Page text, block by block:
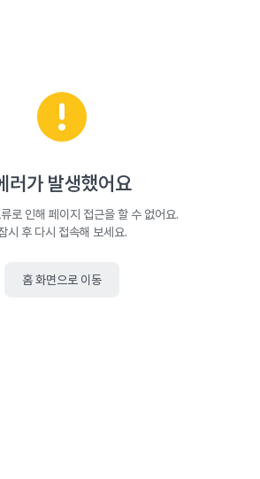
러가 발생했어요
로 인해 페이지 접근을 할 수 없어요.
시 후 다시 접속해 보세요.
홈 화면으로 이동